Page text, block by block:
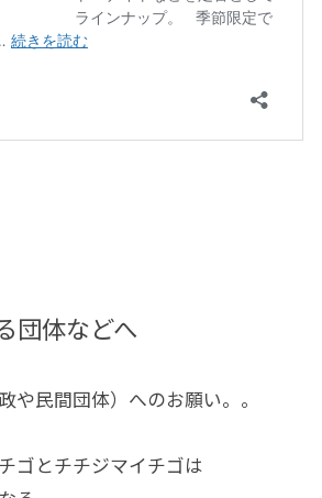
団体などへ
や民間団体）へのお願い。。
ゴとチチジマイチゴは